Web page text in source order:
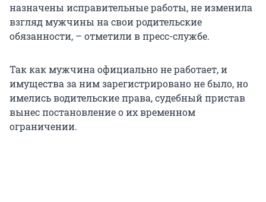
назначены исправительные работы, не изменила
взгляд мужчины на свои родительские
обязанности, – отметили в пресс-службе.
Так как мужчина официально не работает, и
имущества за ним зарегистрировано не было, но
имелись водительские права, судебный пристав
вынес постановление о их временном
ограничении.